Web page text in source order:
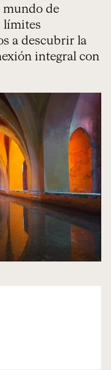
mundo de
límites
a descubrir la
integral con